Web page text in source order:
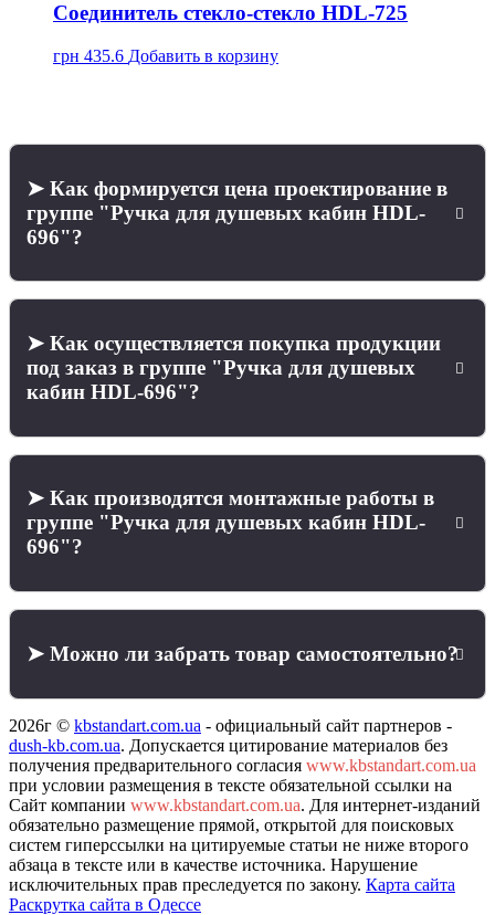
Соединитель стекло-стекло HDL-725
грн 435.6 Добавить в корзину
➤ Как формируется цена проектирование в
группе "Ручка для душевых кабин HDL-
696"?
➤ Как осуществляется покупка продукции
под заказ в группе "Ручка для душевых
кабин HDL-696"?
➤ Как производятся монтажные работы в
группе "Ручка для душевых кабин HDL-
696"?
➤ Можно ли забрать товар самостоятельно?
2026г © kbstandart.com.ua - официальный сайт партнеров -
dush-kb.com.ua. Допускается цитирование материалов без
получения предварительного согласия www.kbstandart.com.ua
при условии размещения в тексте обязательной ссылки на
Сайт компании www.kbstandart.com.ua. Для интернет-изданий
обязательно размещение прямой, открытой для поисковых
систем гиперссылки на цитируемые статьи не ниже второго
абзаца в тексте или в качестве источника. Нарушение
исключительных прав преследуется по закону. Карта сайта
Раскрутка сайта в Одессе